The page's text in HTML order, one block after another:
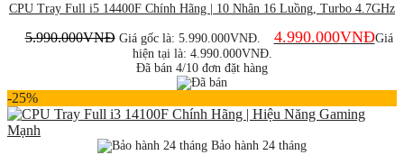
CPU Tray Full i5 14400F Chính Hãng | 10 Nhân 16 Luồng, Turbo 4.7GHz
5.990.000VNĐ Giá gốc là: 5.990.000VNĐ. 4.990.000VNĐGiá
hiện tại là: 4.990.000VNĐ.
Đã bán 4/10 đơn đặt hàng
-25%
Bảo hành 24 tháng